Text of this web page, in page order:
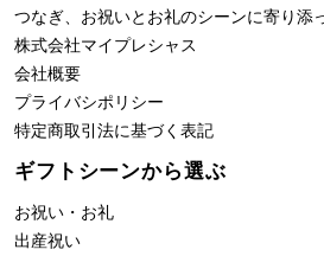
つなぎ、お祝いとお礼のシーンに寄り添
株式会社マイプレシャス
会社概要
プライバシポリシー
特定商取引法に基づく表記
ギフトシーンから選ぶ
お祝い・お礼
出産祝い